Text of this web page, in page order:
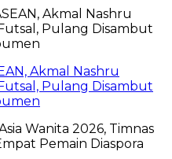
Akmal Nashru
Pulang Disambut